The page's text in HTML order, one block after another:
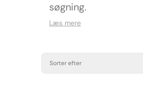
søgning.
Læs mere
Sorter efter